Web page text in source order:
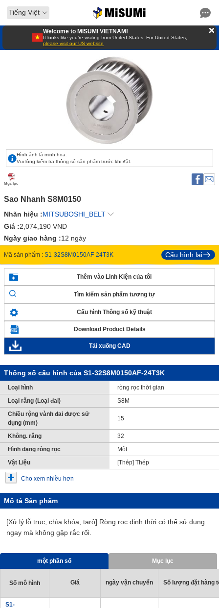
Tiếng Việt
Welcome to MISUMI VIETNAM!
It looks like you’re visiting from United States. For United States,
please visit our US website
Hình ảnh là minh họa.
Vui lòng kiểm tra thông số sản phẩm trước khi đặt.
Mục lục
Sao Nhanh S8M0150
Nhãn hiệu :MITSUBOSHI_BELT
Giá :2,074,190 VND
Ngày giao hàng :12 ngày
Mã sản phẩm : S1-32S8M0150AF-24T3K Cấu hình lại
Thêm vào Linh Kiện của tôi
Tìm kiếm sản phẩm tương tự
Cấu hình Thông số kỹ thuật
Download Product Details
Tải xuống CAD
Thông số cấu hình của S1-32S8M0150AF-24T3K
Loại hình
ròng rọc thời gian
Loại răng (Loại đai)
S8M
Chiều rộng vành đai được sử
dụng (mm)
15
Không. răng
32
Hình dạng ròng rọc
Một
Vật Liệu
[Thép] Thép
Cho xem nhiều hơn
Mô tả Sản phẩm
[Xử lý lỗ trục, chìa khóa, tarô] Ròng rọc định thời có thể sử dụng
ngay mà không gặp rắc rối.
một phần số Mục lục
Số mô hình Giá ngày vận chuyển Số lượng đặt hàng
S1-